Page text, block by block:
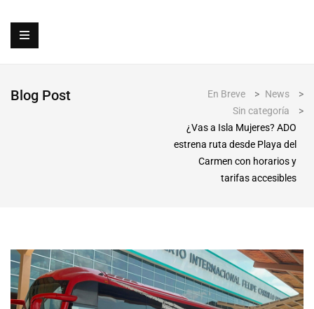
Blog Post En Breve > News
>
Sin categoría
>
¿Vas a Isla Mujeres? ADO
estrena ruta desde Playa del
Carmen con horarios y
tarifas accesibles